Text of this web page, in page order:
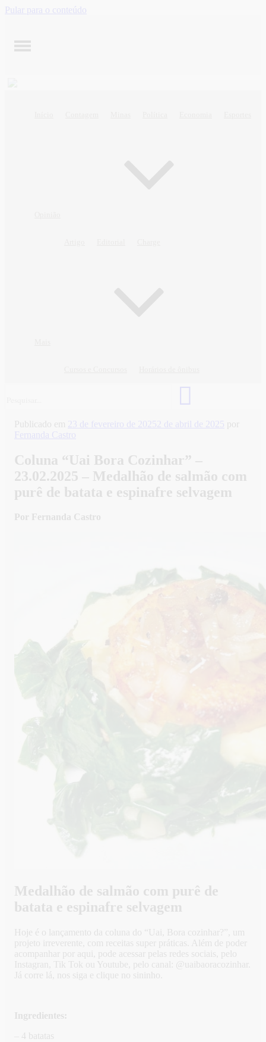
Pular para o conteúdo
Publicado em 23 de fevereiro de 2025 2 de abril de 2025 por
Fernanda Castro
Coluna “Uai Bora Cozinhar” –
23.02.2025 – Medalhão de salmão com
purê de batata e espinafre selvagem
Por Fernanda Castro
Medalhão de salmão com purê de
batata e espinafre selvagem
Hoje é o lançamento da coluna do “Uai, Bora cozinhar?”, um
projeto irreverente, com receitas super práticas. Além de poder
acompanhar por aqui, pode acessar pelas redes sociais, pelo
Instagran, Tik Tok ou Youtube, pelo canal: @uaibaoracozinhar.
Já corre lá, nos siga e clique no sininho.
Ingredientes:
– 4 batatas